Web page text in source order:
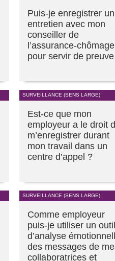
Puis-je enregistrer un
entretien avec mon
conseiller de
l’assurance-chômage
pour servir de
SURVEILLANCE (SENS LARGE)
Est-ce que mon
employeur a le droit
m’enregistrer durant
mon travail dans un
centre d’appel ?
SURVEILLANCE (SENS LARGE)
Comme employeur
puis-je utiliser un outil
d’analyse
des messages de
collaboratrices et